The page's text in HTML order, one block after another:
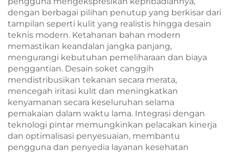
dengan berbagai pilihan penutup yang berkisar dari
tampilan seperti kulit yang realistis hingga desain
teknis modern. Ketahanan bahan modern
memastikan keandalan jangka panjang,
mengurangi kebutuhan pemeliharaan dan biaya
penggantian. Desain soket canggih
mendistribusikan tekanan secara merata,
mencegah iritasi kulit dan meningkatkan
kenyamanan secara keseluruhan selama
pemakaian dalam waktu lama. Integrasi dengan
teknologi pintar memungkinkan pelacakan kinerja
dan optimalisasi penyesuaian, membantu
pengguna dan penyedia layanan kesehatan